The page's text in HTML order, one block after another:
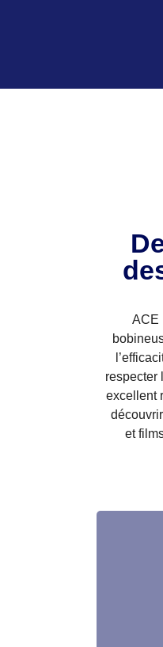
ACE
respecter
excellent
et